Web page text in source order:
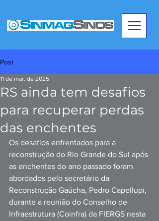
Post
RS ainda tem desafios
para recuperar perdas
das enchentes
11 de mar. de 2025
Os desafios enfrentados para a
reconstrução do Rio Grande do Sul após
as enchentes do ano passado foram
abordados pelo secretário da
Reconstrução Gaúcha, Pedro Capellupi,
durante a reunião do Conselho de
Infraestrutura (Coinfra) da FIERGS nesta